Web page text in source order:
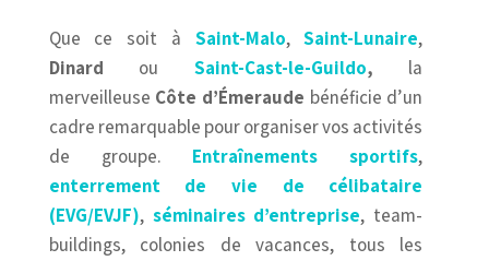
Que ce soit à Saint-Malo,Saint-Lunaire,
Dinard ou Saint-Cast-le-Guildo, la
merveilleuse Côte d’Émeraude bénéficie d’un
cadre remarquable pour organiser vos activités
de groupe. Entraînements sportifs,
enterrement de vie de célibataire
(EVG/EVJF), séminaires d’entreprise, team-
buildings, colonies de vacances, tous les